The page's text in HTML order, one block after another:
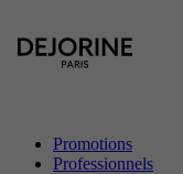
Promotions
Professionnels